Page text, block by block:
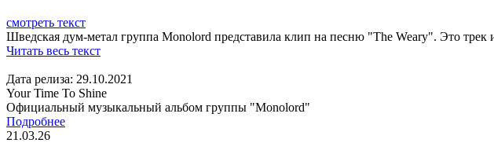
смотреть текст
Шведская дум-метал группа Monolord представила клип на песню "The Weary". Это трек
Читать весь текст
Дата релиза: 29.10.2021
Your Time To Shine
Официальный музыкальный альбом группы "Monolord"
Подробнее
21.03.26